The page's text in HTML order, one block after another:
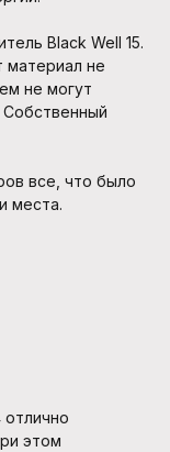
Black Well 15.
материал не
не могут
Собственный
все, что было
места.
этом